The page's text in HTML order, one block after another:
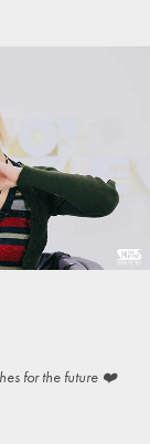
for the future ❤️